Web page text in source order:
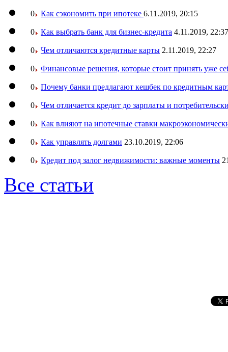
0 Как сэкономить при ипотеке 6.11.2019, 20:15
0 Как выбрать банк для бизнес-кредита 4.11.2019, 22:37
0 Чем отличаются кредитные карты 2.11.2019, 22:27
0 Финансовые решения, которые стоит принять уже
0 Почему банки предлагают кешбек по кредитным
0 Чем отличается кредит до зарплаты и
0 Как влияют на ипотечные ставки
0 Как управлять долгами 23.10.2019, 22:06
0 Кредит под залог недвижимости: важные моменты
Все статьи